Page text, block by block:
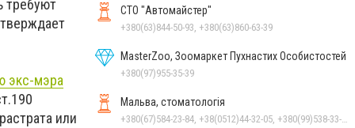
требуют
экс-мэра
или
СТО "Автомайстер"
+380(63)844-50-93, +380(63)860-63-39
MasterZoo, Зоомаркет Пухнастих Особистостей
+380(97)955-35-39
Мальва, стоматологія